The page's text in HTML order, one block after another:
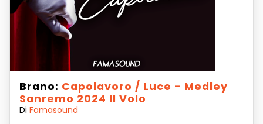
Brano: Capolavoro / Luce - Medley
Sanremo 2024 Il Volo
Di Famasound